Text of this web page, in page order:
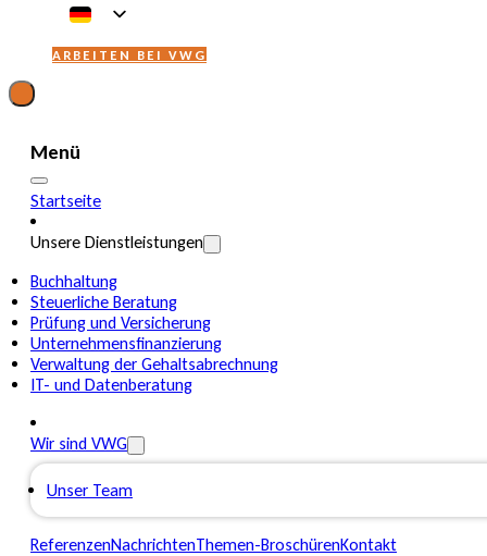
ARBEITEN BEI VWG
Menü
Startseite
Unsere Dienstleistungen
Buchhaltung
Steuerliche Beratung
Prüfung und Versicherung
Unternehmensfinanzierung
Verwaltung der Gehaltsabrechnung
IT- und Datenberatung
Wir sind VWG
Unser Team
ReferenzenNachrichtenThemen-BroschürenKontakt